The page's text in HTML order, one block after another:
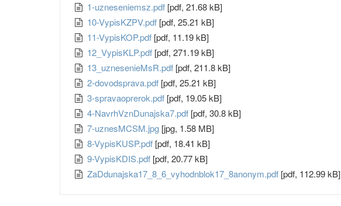
1-uzneseniemsz.pdf [pdf, 21.68 kB]
10-VypisKZPV.pdf [pdf, 25.21 kB]
11-VypisKOP.pdf [pdf, 11.19 kB]
12_VypisKLP.pdf [pdf, 271.19 kB]
13_uznesenieMsR.pdf [pdf, 211.8 kB]
2-dovodsprava.pdf [pdf, 25.21 kB]
3-spravaoprerok.pdf [pdf, 19.05 kB]
4-NavrhVznDunajska7.pdf [pdf, 30.8 kB]
7-uznesMCSM.jpg [jpg, 1.58 MB]
8-VypisKUSP.pdf [pdf, 18.41 kB]
9-VypisKDIS.pdf [pdf, 20.77 kB]
ZaDdunajska17_8_6_vyhodnblok17_8anonym.pdf [pdf, 112.99 kB]